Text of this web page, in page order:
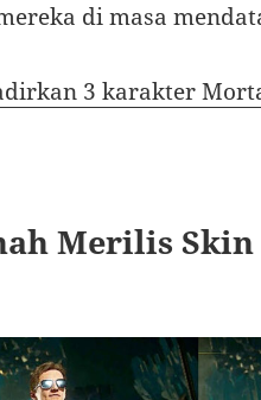
di masa
3 karakter
Merilis Skin